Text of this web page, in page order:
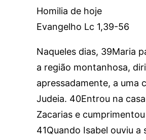
Homilia de hoje
Evangelho Lc 1,39-56
Naqueles dias, 39Maria
a região montanhosa,
apressadamente, a uma
Judeia. 40Entrou na
Zacarias e
41Quando Isabel ouviu a